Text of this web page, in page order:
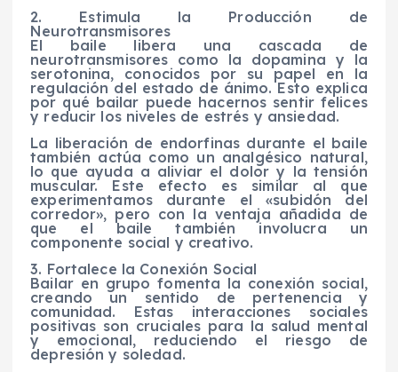
2. Estimula la Producción de
Neurotransmisores
El baile libera una cascada de
neurotransmisores como la dopamina y la
serotonina, conocidos por su papel en la
regulación del estado de ánimo. Esto explica
por qué bailar puede hacernos sentir felices
y reducir los niveles de estrés y ansiedad.
La liberación de endorfinas durante el baile
también actúa como un analgésico natural,
lo que ayuda a aliviar el dolor y la tensión
muscular. Este efecto es similar al que
experimentamos durante el «subidón del
corredor», pero con la ventaja añadida de
que el baile también involucra un
componente social y creativo.
3. Fortalece la Conexión Social
Bailar en grupo fomenta la conexión social,
creando un sentido de pertenencia y
comunidad. Estas interacciones sociales
positivas son cruciales para la salud mental
y emocional, reduciendo el riesgo de
depresión y soledad.